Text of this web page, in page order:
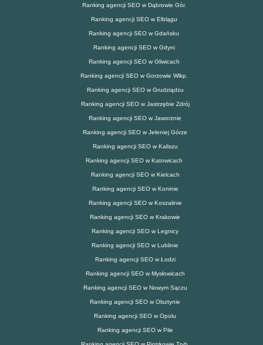
Ranking agencji SEO w Dąbrowie Gór.
Ranking agencji SEO w Elblągu
Ranking agencji SEO w Gdańsku
Ranking agencji SEO w Gdyni
Ranking agencji SEO w Gliwicach
Ranking agencji SEO w Gorzowie Wlkp.
Ranking agencji SEO w Grudziądzu
Ranking agencji SEO w Jastrzębie Zdrój
Ranking agencji SEO w Jaworznie
Ranking agencji SEO w Jeleniej Górze
Ranking agencji SEO w Kaliszu
Ranking agencji SEO w Katowicach
Ranking agencji SEO w Kielcach
Ranking agencji SEO w Koninie
Ranking agencji SEO w Koszalinie
Ranking agencji SEO w Krakowie
Ranking agencji SEO w Legnicy
Ranking agencji SEO w Lublinie
Ranking agencji SEO w Łodzi
Ranking agencji SEO w Mysłowicach
Ranking agencji SEO w Nowym Sączu
Ranking agencji SEO w Olsztynie
Ranking agencji SEO w Opolu
Ranking agencji SEO w Pile